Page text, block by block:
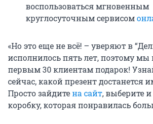
воспользоваться мгновенным
круглосуточным сервисом
«Но это еще не всё! – уверяют в
исполнилось пять лет, поэтому
первым 30 клиентам подарок!
сейчас, какой презент достанется
Просто зайдитена сайт, выберите
коробку, которая понравилась